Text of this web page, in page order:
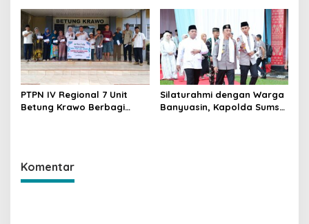
Penegak Hukum Didesak
Bongkar Mata Rantai
Distribusi BBM Ilegal
Mushola Qodratul Jannah
SAS Sembelih 10 Sapi dan 1
Kambing
PTPN IV Regional 7 Unit
Betung Krawo Berbagi
Silaturahmi dengan Warga
Banyuasin, Kapolda Sumsel
Komentar